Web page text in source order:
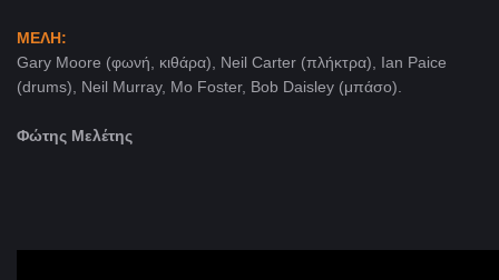
ΜΕΛΗ:
Gary Moore (φωνή, κιθάρα), Neil Carter (πλήκτρα), Ian Paice
(drums), Neil Murray, Mo Foster, Bob Daisley (μπάσο).
Φώτης Μελέτης